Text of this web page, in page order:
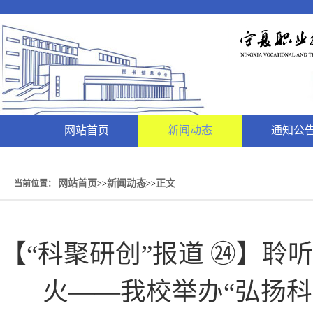
网站首页 新闻动态 通知公
当前位置： 网站首页>>新闻动态>>正文
【“科聚研创”报道 ㉔】聆
火——我校举办“弘扬